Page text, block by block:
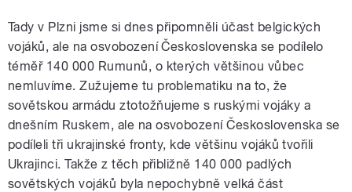
Tady v Plzni jsme si dnes připomněli účast belgických
vojáků, ale na osvobození Československa se podílelo
téměř 140 000 Rumunů, o kterých většinou vůbec
nemluvíme. Zužujeme tu problematiku na to, že
sovětskou armádu ztotožňujeme s ruskými vojáky a
dnešním Ruskem, ale na osvobození Československa se
podíleli tři ukrajinské fronty, kde většinu vojáků tvořili
Ukrajinci. Takže z těch přibližně 140 000 padlých
sovětských vojáků byla nepochybně velká část